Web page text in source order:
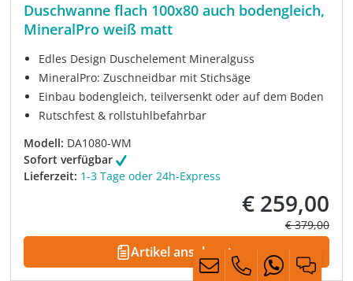
Duschwanne flach 100x80 auch bodengleich,
MineralPro weiß matt
Edles Design Duschelement Mineralguss
MineralPro: Zuschneidbar mit Stichsäge
Einbau bodengleich, teilversenkt oder auf dem Boden
Rutschfest & rollstuhlbefahrbar
Modell: DA1080-WM
Sofort verfügbar
Lieferzeit: 1-3 Tage oder 24h-Express
Verkaufspreis:
€ 259,00
Regulärer
€ 379,00
Artikel ansehen